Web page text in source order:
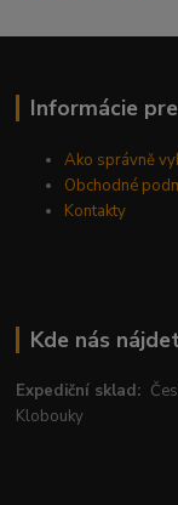
Informácie
Ako správně
Obchodné
Kontakty
Kde nás
Expediční sklad:
Klobouky